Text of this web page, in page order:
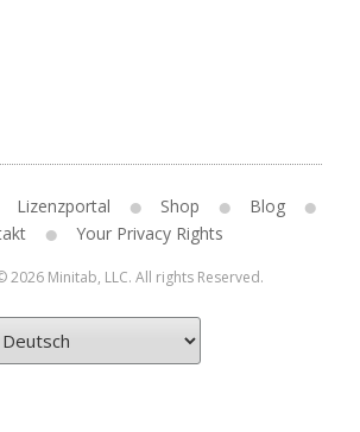
Lizenzportal Shop
Blog
Your Privacy Rights
2026 Minitab, LLC. All rights Reserved.